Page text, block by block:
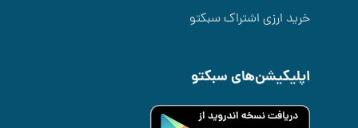
خرید ارزی اشتراک سبکتو
اپلیکیشن‌های سبکتو